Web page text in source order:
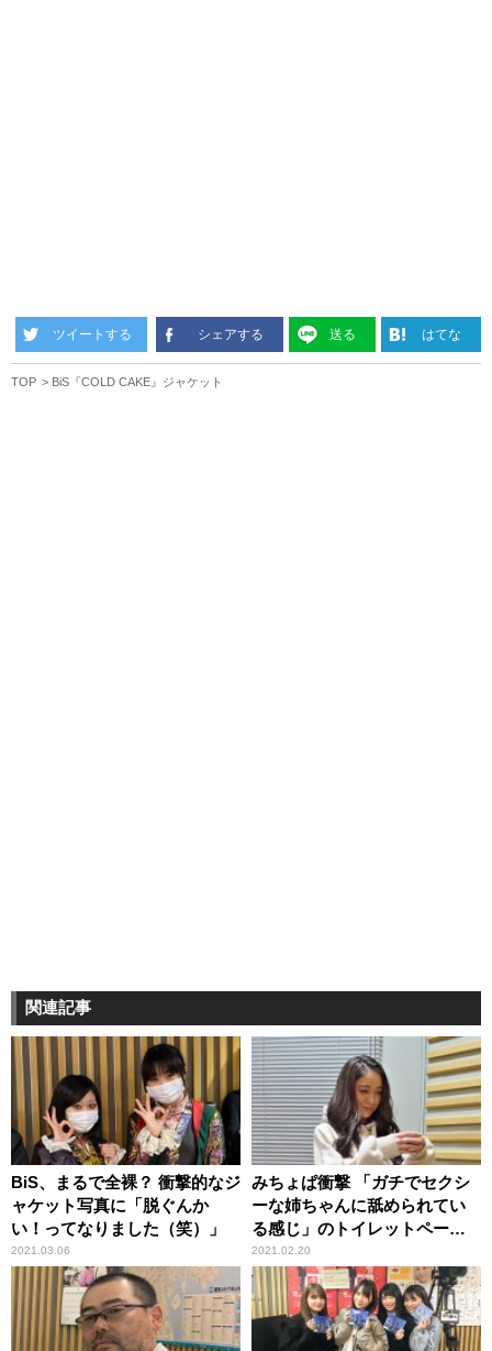
ツイートする シェアする 送る はてな
TOP BiS『COLD CAKE』ジャケット
関連記事
BiS、まるで全裸？ 衝撃的なジ
ャケット写真に「脱ぐんか
い！ってなりました（笑）」
2021.03.06
みちょぱ衝撃 「ガチでセクシ
ーな姉ちゃんに舐められてい
る感じ」のトイレットペーパ
ーイラストを目にして
2021.02.20